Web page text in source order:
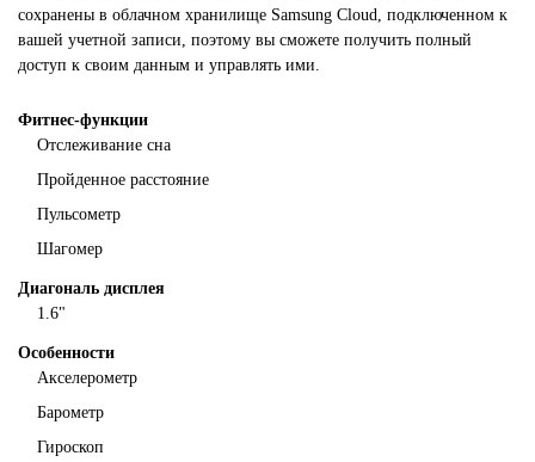
сохранены в облачном хранилище Samsung Cloud, подключенном к
вашей учетной записи, поэтому вы сможете получить полный
доступ к своим данным и управлять ими.
Фитнес-функции
Отслеживание сна
Пройденное расстояние
Пульсометр
Шагомер
Диагональ дисплея
1.6"
Особенности
Акселерометр
Барометр
Гироскоп